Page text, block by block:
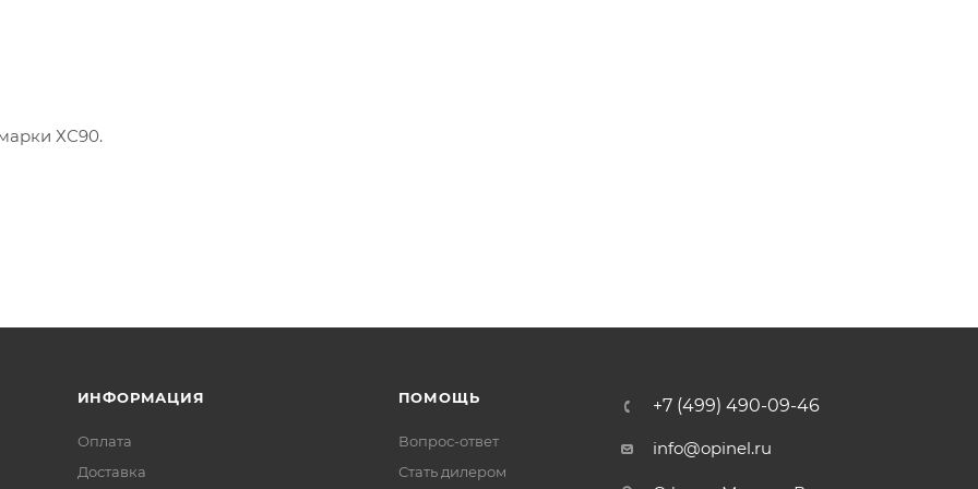
ХС90.
ИНФОРМАЦИЯ
Оплата
Доставка
ПОМОЩЬ
Вопрос-ответ
Стать дилером
+7 (499) 490-09-46
info@opinel.ru